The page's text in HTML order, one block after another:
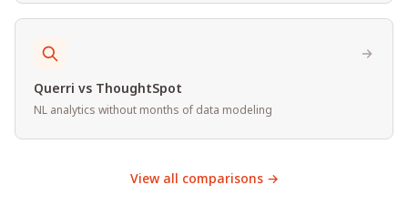
Querri vs ThoughtSpot
NL analytics without months of data modeling
View all comparisons →